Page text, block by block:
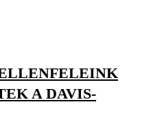
A DAVIS-